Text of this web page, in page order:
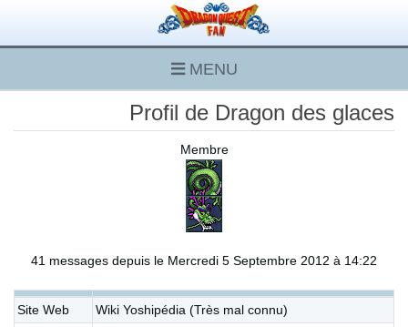
MENU
Profil de Dragon des glaces
Membre
41 messages depuis le Mercredi 5 Septembre 2012 à 14:22
Site Web
Wiki Yoshipédia (Très mal connu)